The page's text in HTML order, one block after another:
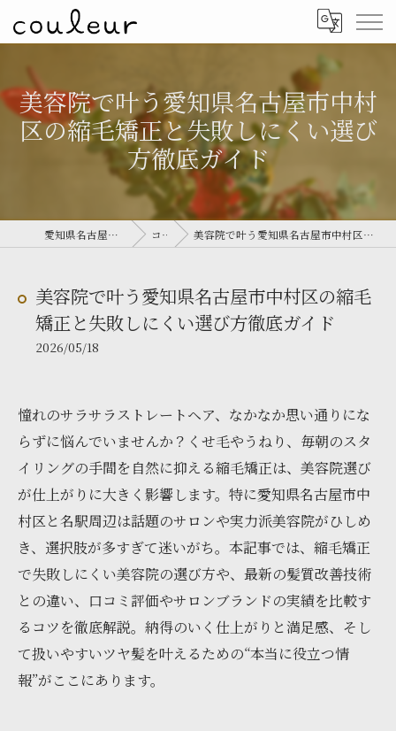
美容院で叶う愛知県名古屋市中村
区の縮毛矯正と失敗しにくい選び
方徹底ガイド
愛知県名古屋の美容院ならcouleur コラム 美容院で叶う愛知県名古屋市中村区の縮毛矯正と失敗しにくい選び方徹底ガイド
美容院で叶う愛知県名古屋市中村区の縮毛
矯正と失敗しにくい選び方徹底ガイド
2026/05/18
憧れのサラサラストレートヘア、なかなか思い通りにな
らずに悩んでいませんか？くせ毛やうねり、毎朝のスタ
イリングの手間を自然に抑える縮毛矯正は、美容院選び
が仕上がりに大きく影響します。特に愛知県名古屋市中
村区と名駅周辺は話題のサロンや実力派美容院がひしめ
き、選択肢が多すぎて迷いがち。本記事では、縮毛矯正
で失敗しにくい美容院の選び方や、最新の髪質改善技術
との違い、口コミ評価やサロンブランドの実績を比較す
るコツを徹底解説。納得のいく仕上がりと満足感、そし
て扱いやすいツヤ髪を叶えるための“本当に役立つ情
報”がここにあります。